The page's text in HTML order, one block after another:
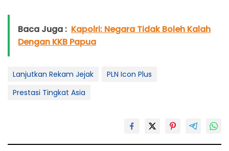
Baca Juga : Kapolri: Negara Tidak Boleh Kalah
Dengan KKB Papua
Lanjutkan Rekam Jejak
PLN Icon Plus
Prestasi Tingkat Asia